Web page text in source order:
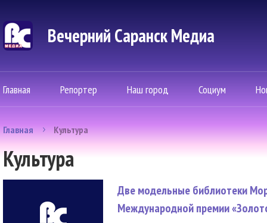
Вечерний Саранск Mедиа
Главная Репортер Наш город Социум
Главная Культура
Культура
Две модельные библиотеки
Международной премии